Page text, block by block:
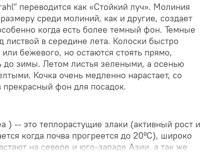
переводится как «Стойкий луч». Молиния
среди молиний, как и другие, создает
когда есть более темный фон. Темные
листвой в середине лета. Колоски быстро
бежевого, но остаются стоять прямо,
до зимы. Летом листья зелеными, а осенью
Кочка очень медленно нарастает, со
фон для посадок.
-- это теплорастущие злаки (активный рост и
когда почва прогреется до 20ºС), широко
на севере и юго-западе Азии, а так же